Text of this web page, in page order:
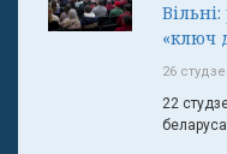
«ключ
26
22